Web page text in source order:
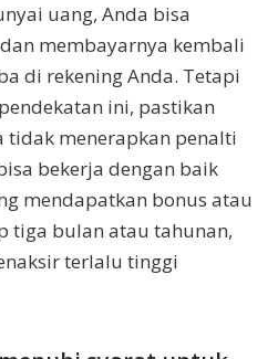
uang, Anda bisa
membayarnya kembali
di rekening Anda. Tetapi
ini, pastikan
tidak menerapkan penalti
bekerja dengan baik
mendapatkan bonus atau
tiga bulan atau tahunan,
terlalu tinggi